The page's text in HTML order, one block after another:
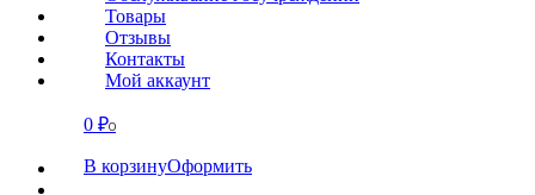
Товары
Отзывы
Контакты
Мой аккаунт
0 ₽0
В корзинуОформить
СВЯЗАТЬСЯ
О нас